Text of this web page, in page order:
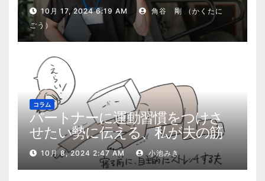
10月 17, 2024 6:19 AM
角谷 剛 （かくたに
ごう）
コラム
パートナーに運動習慣をつけさ
せたい勢に伝える、私が夫の筋
肉量を2kg増やした5ステップ
10月 8, 2024 2:47 AM 小池みき